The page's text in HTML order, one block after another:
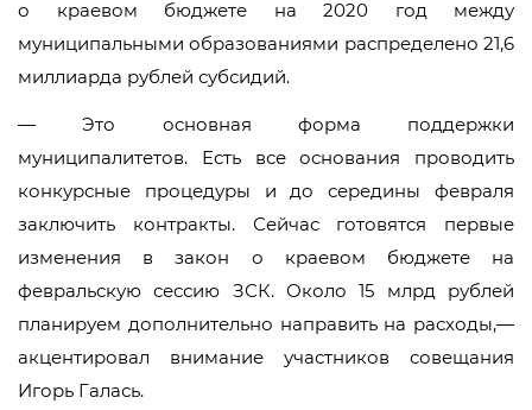
о краевом бюджете на 2020 год между
муниципальными образованиями распределено 21,6
миллиарда рублей субсидий.
— Это основная форма поддержки
муниципалитетов. Есть все основания проводить
конкурсные процедуры и до середины февраля
заключить контракты. Сейчас готовятся первые
изменения в закон о краевом бюджете на
февральскую сессию ЗСК. Около 15 млрд рублей
планируем дополнительно направить на расходы,—
акцентировал внимание участников совещания
Игорь Галась.